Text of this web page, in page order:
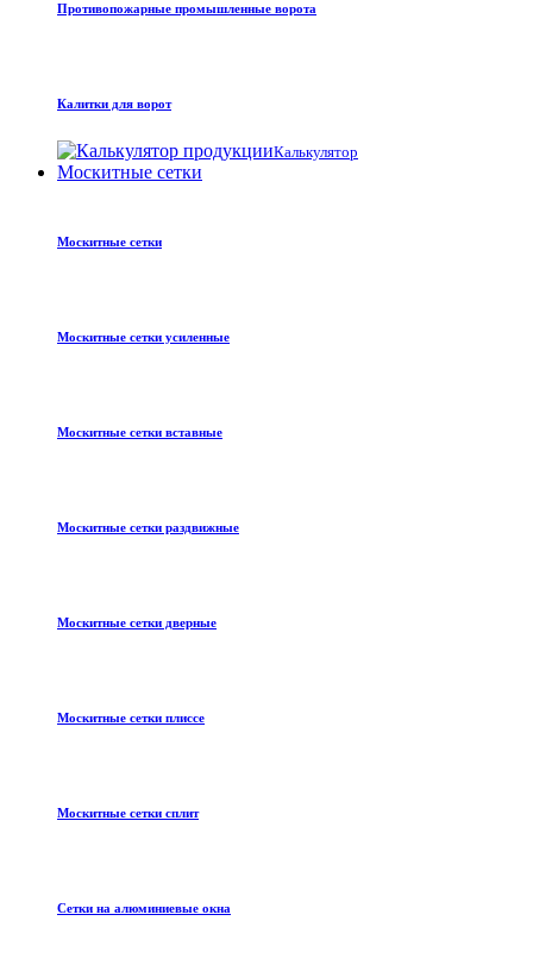
Противопожарные промышленные ворота
Калитки для ворот
Калькулятор
Москитные сетки
Москитные сетки
Москитные сетки усиленные
Москитные сетки вставные
Москитные сетки раздвижные
Москитные сетки дверные
Москитные сетки плиссе
Москитные сетки сплит
Сетки на алюминиевые окна